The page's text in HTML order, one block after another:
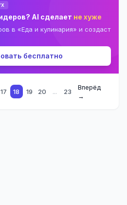
AI сделает не хуже
в «Еда и кулинария» и создаст
бесплатно
17 18 19 20 ... 23
Вперёд
→